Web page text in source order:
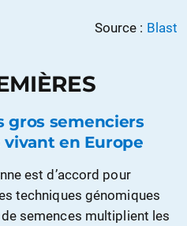
Source : Blast
gros semenciers
en Europe
est d’accord pour
techniques génomiques
semences multiplient les